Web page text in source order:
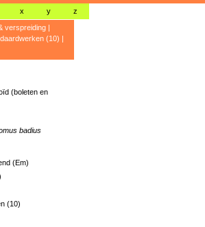
x y z
verspreiding|
(10) |
(boleten en
badius
(Em)
(10)